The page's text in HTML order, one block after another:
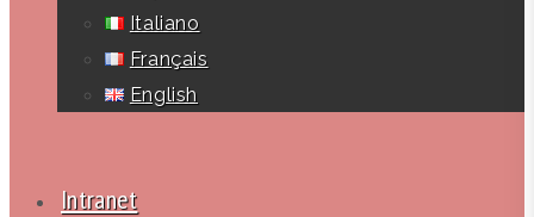
Italiano
Français
English
Intranet